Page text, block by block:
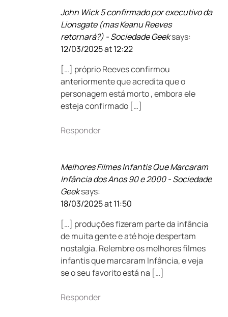
John Wick 5 confirmado por executivo da
Lionsgate (mas Keanu Reeves
retornará?) - Sociedade Geeksays:
12/03/2025 at 12:22
[…] próprio Reeves confirmou
anteriormente que acredita que o
personagem está morto , embora ele
esteja confirmado […]
Responder
Melhores Filmes Infantis Que Marcaram
Infância dos Anos 90 e 2000 - Sociedade
Geeksays:
18/03/2025 at 11:50
[…] produções fizeram parte da infância
de muita gente e até hoje despertam
nostalgia. Relembre os melhores filmes
infantis que marcaram Infância, e veja
se o seu favorito está na […]
Responder